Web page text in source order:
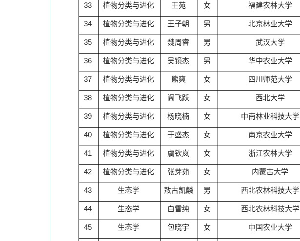
33 植物分类与进化 王苑 女 福建农林大学
34 植物分类与进化 王子朝 男 北京林业大学
35 植物分类与进化 魏周睿 男 武汉大学
36 植物分类与进化 吴镜杰 男 华中农业大学
37 植物分类与进化 熊爽 女 四川师范大学
38 植物分类与进化 阎飞跃 女 西北大学
39 植物分类与进化 杨晓楠 女 中南林业科技大学
40 植物分类与进化 于盛杰 女 南京农业大学
41 植物分类与进化 虞钦岚 女 浙江农林大学
42 植物分类与进化 张芽茹 女 内蒙古大学
43 生态学 敖古凯麟 男 西北农林科技大学
44 生态学 白雪纯 女 西北农林科技大学
45 生态学 包晓宇 女 中国农业大学